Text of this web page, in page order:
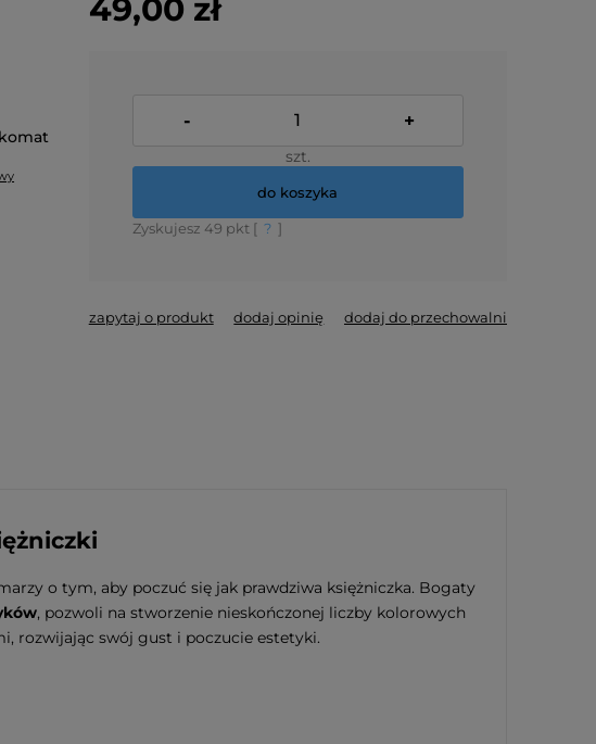
49,00 zł
- +
szt.
do koszyka
Zyskujesz 49 pkt [ ? ]
zapytaj o produkt dodaj opinię dodaj do przechowalni
o tym, aby poczuć się jak prawdziwa księżniczka. Bogaty
, pozwoli na stworzenie nieskończonej liczby kolorowych
rozwijając swój gust i poczucie estetyki.